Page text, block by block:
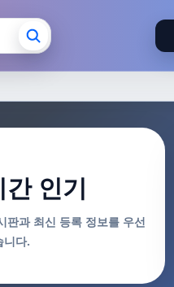
인기
판과 최신 등록 정보를 우선
니다.